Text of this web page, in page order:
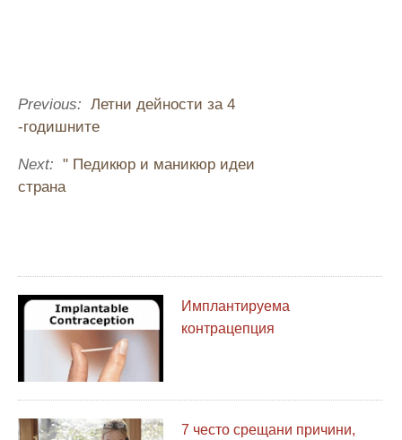
Previous: Летни дейности за 4
-годишните
Next: " Педикюр и маникюр идеи
страна
Имплантируема
контрацепция
7 често срещани причини,